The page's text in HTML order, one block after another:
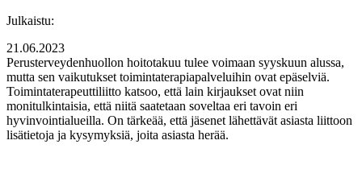
Julkaistu:
21.06.2023
Perusterveydenhuollon hoitotakuu tulee voimaan syyskuun alussa,
mutta sen vaikutukset toimintaterapiapalveluihin ovat epäselviä.
Toimintaterapeuttiliitto katsoo, että lain kirjaukset ovat niin
monitulkintaisia, että niitä saatetaan soveltaa eri tavoin eri
hyvinvointialueilla. On tärkeää, että jäsenet lähettävät asiasta liittoon
lisätietoja ja kysymyksiä, joita asiasta herää.